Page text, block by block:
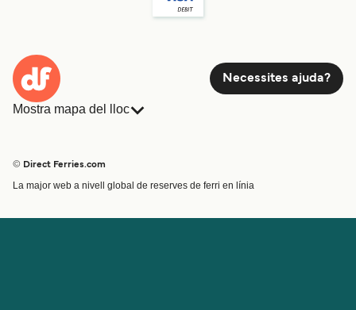
Necessites ajuda?
Mostra mapa del lloc
Cercador de rutes i ports
© Direct Ferries.com
La major web a nivell global de reserves de ferri en línia